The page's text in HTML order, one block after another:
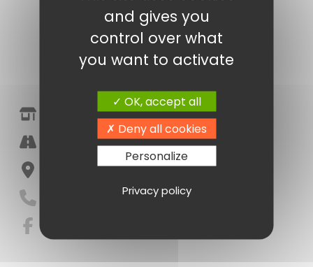
Epicerie Fine Amandine Poitiers
Halle Marché Notre Dame
86000 Poitiers
and gives you
control over what
you want to activate
OK, accept all
Deny all cookies
Personalize
Privacy policy